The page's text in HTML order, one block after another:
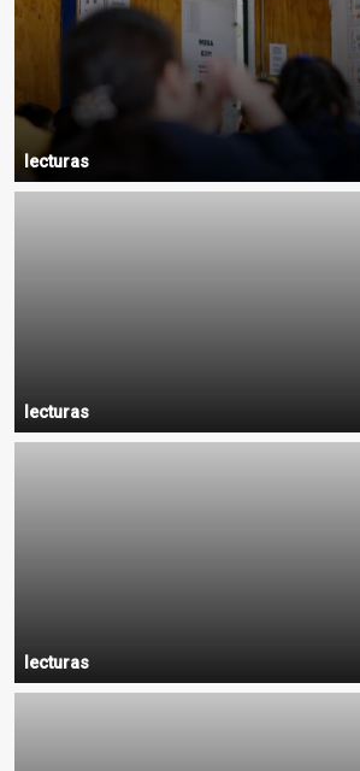
lecturas
lecturas
lecturas